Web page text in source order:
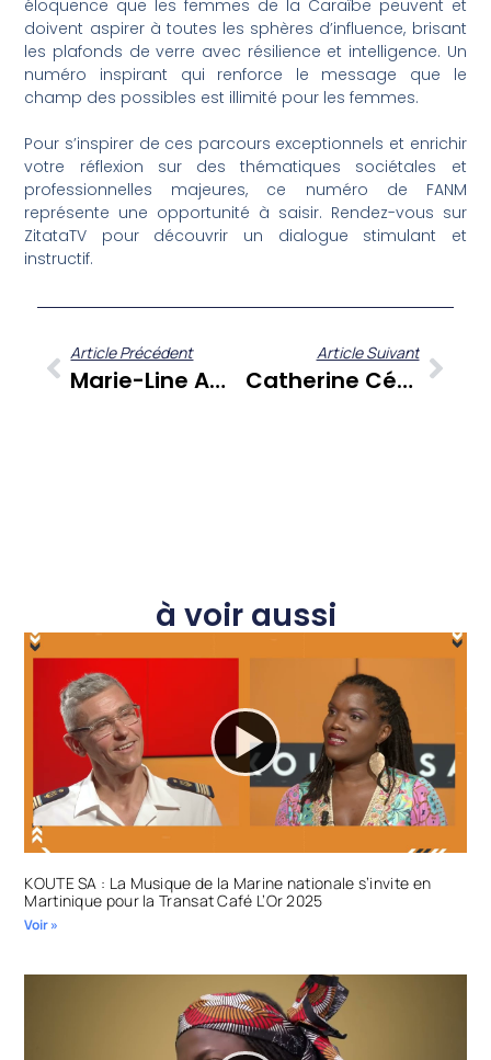
éloquence que les femmes de la Caraïbe peuvent et
doivent aspirer à toutes les sphères d’influence, brisant
les plafonds de verre avec résilience et intelligence. Un
numéro inspirant qui renforce le message que le
champ des possibles est illimité pour les femmes.
Pour s’inspirer de ces parcours exceptionnels et enrichir
votre réflexion sur des thématiques sociétales et
professionnelles majeures, ce numéro de FANM
représente une opportunité à saisir. Rendez-vous sur
ZitataTV pour découvrir un dialogue stimulant et
instructif.
Article Précédent
Marie-Line Ampigny Révèle Les Mémoires Antillaises : Du Drame Du Diamant À L’héritage De Léona Gabriel
Article Suivant
Catherine Césaire : Quand L’art Façonne L’identité Et Célèbre L’héritage Caribéen
à voir aussi
KOUTE SA : La Musique de la Marine nationale s’invite en
Martinique pour la Transat Café L’Or 2025
Voir »